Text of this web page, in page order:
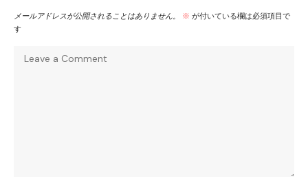
メールアドレスが公開されることはありません。 ※ が付いている欄は必須項目で
す